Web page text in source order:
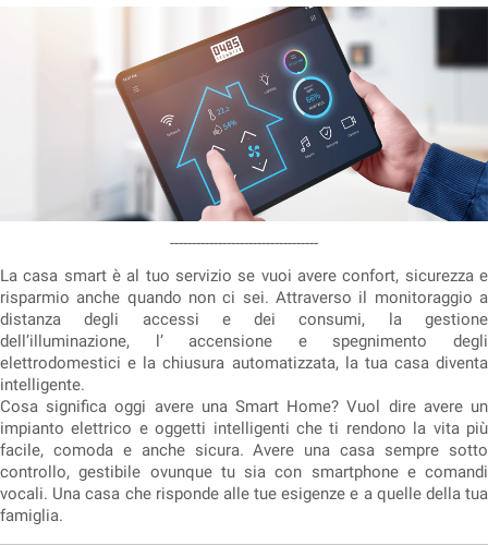
----------------------------------
La casa smart è al tuo servizio se vuoi avere confort, sicurezza e
risparmio anche quando non ci sei. Attraverso il monitoraggio a
distanza degli accessi e dei consumi, la gestione
dell’illuminazione, l’ accensione e spegnimento degli
elettrodomestici e la chiusura automatizzata, la tua casa diventa
intelligente.
Cosa significa oggi avere una Smart Home? Vuol dire avere un
impianto elettrico e oggetti intelligenti che ti rendono la vita più
facile, comoda e anche sicura. Avere una casa sempre sotto
controllo, gestibile ovunque tu sia con smartphone e comandi
vocali. Una casa che risponde alle tue esigenze e a quelle della tua
famiglia.